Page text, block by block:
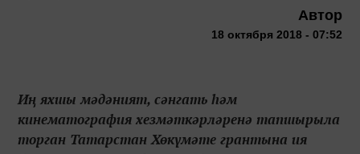
Автор
18 октября 2018 - 07:52
Иң яхшы мәдәният, сәнгать һәм
кинематография хезмәткәрләренә тапшырыла
торган Татарстан Хөкүмәте грантына ия